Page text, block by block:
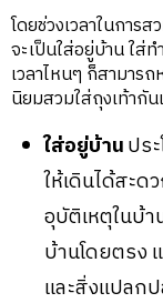
โดยช่วงเวลาในการ
จะเป็นใส่อยู่บ้าน ใส่
เวลาไหนๆ ก็สามาร
นิยมสวมใส่ถุงเท้ากั
ใส่อยู่บ้านปร
ให้เดินได้สะ
อุบัติเหตุในบ้
บ้านโดยตรง
และสิ่งแปลก